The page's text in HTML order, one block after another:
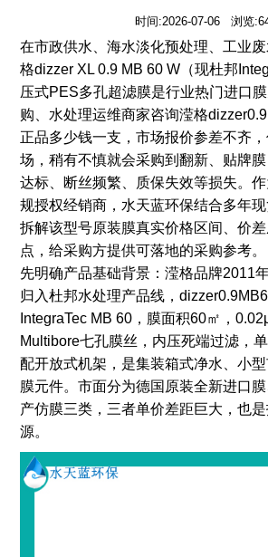
时间:2026-07-06 浏览
在市政供水、海水淡化预处理、工业
格dizzer XL 0.9 MB 60 W（现杜邦
压式PES多孔超滤膜是行业热门进口
购、水处理运维商家咨询滢格
正品多少钱一支，市场报价参差不齐
场，稍有不慎就会采购到翻新、贴牌
达标、断丝频繁、质保失效等损失。
规授权经销商，水天蓝环保结合多年
拆解该型号原装膜真实价格区间、价
点，给采购方提供可落地的采购参考。
先明确产品基础背景：滢格品牌2011
归入杜邦水处理产品线，
IntegraTec MB 60，膜面积60㎡，
Multibore七孔膜丝，内压死端过滤，
配开放式机架，是集装箱式净水、小
膜元件。市面分为德国原装全新进口
产仿膜三类，三者单价差距巨大，也
源。